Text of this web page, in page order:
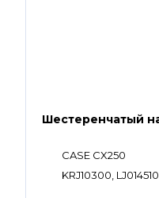
Шестеренчатый
CASE CX250
KRJ10300, LJ014510